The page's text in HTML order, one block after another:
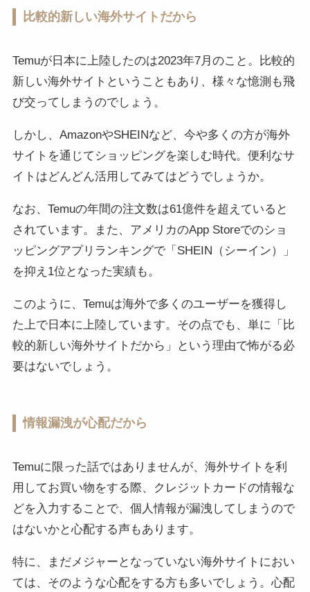
比較的新しい海外サイトだから
Temuが日本に上陸したのは2023年7月のこと。比較的
新しい海外サイトということもあり、様々な憶測も飛
び交ってしまうのでしょう。
しかし、AmazonやSHEINなど、今や多くの方が海外
サイトを通じてショッピングを楽しむ時代。便利なサ
イトはどんどん活用してみてはどうでしょうか。
なお、Temuの年間の注文数は61億件を超えていると
されています。また、アメリカのApp Storeでのショ
ッピングアプリランキングで「SHEIN（シーイン）」
を抑え1位となった実績も。
このように、Temuは海外で多くのユーザーを獲得し
た上で日本に上陸しています。その点でも、単に「比
較的新しい海外サイトだから」という理由で怖がる必
要はないでしょう。
情報漏洩が心配だから
Temuに限った話ではありませんが、海外サイトを利
用してお買い物をする際、クレジットカードの情報な
どを入力することで、個人情報が漏洩してしまうので
はないかと心配する声もあります。
特に、まだメジャーとなっていない海外サイトにおい
ては、そのような心配をする方も多いでしょう。心配